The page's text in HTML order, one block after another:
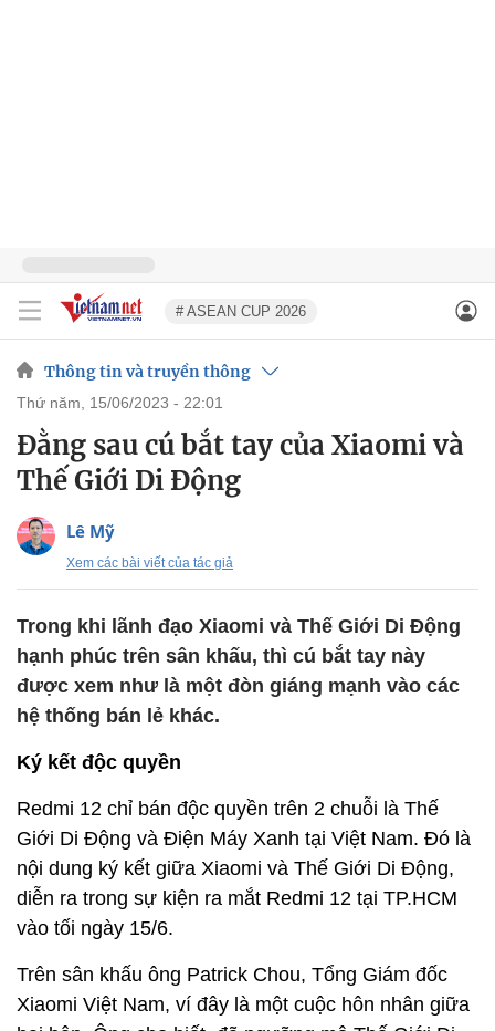
# ASEAN CUP 2026
Thông tin và truyền thông
thứ năm, 15/06/2023 - 22:01
Đằng sau cú bắt tay của Xiaomi và
Thế Giới Di Động
Lê Mỹ
Xem các bài viết của tác giả
Trong khi lãnh đạo Xiaomi và Thế Giới Di Động
hạnh phúc trên sân khấu, thì cú bắt tay này
được xem như là một đòn giáng mạnh vào các
hệ thống bán lẻ khác.
Ký kết độc quyền
Redmi 12 chỉ bán độc quyền trên 2 chuỗi là Thế
Giới Di Động và Điện Máy Xanh tại Việt Nam. Đó là
nội dung ký kết giữa Xiaomi và Thế Giới Di Động,
diễn ra trong sự kiện ra mắt Redmi 12 tại TP.HCM
vào tối ngày 15/6.
Trên sân khấu ông Patrick Chou, Tổng Giám đốc
Xiaomi Việt Nam, ví đây là một cuộc hôn nhân giữa